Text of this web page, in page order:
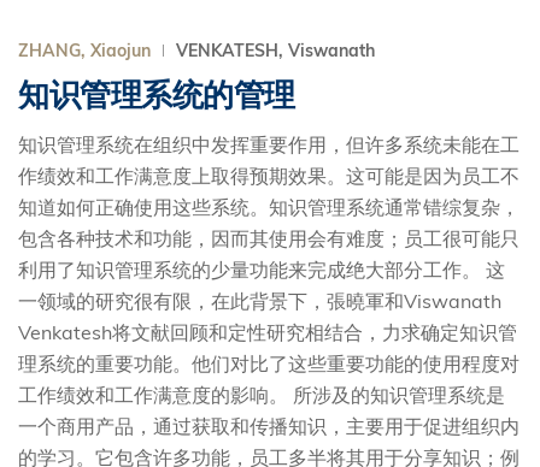
ZHANG, Xiaojun VENKATESH, Viswanath
知识管理系统的管理
知识管理系统在组织中发挥重要作用，但许多系统未能在工
作绩效和工作满意度上取得预期效果。这可能是因为员工不
知道如何正确使用这些系统。知识管理系统通常错综复杂，
包含各种技术和功能，因而其使用会有难度；员工很可能只
利用了知识管理系统的少量功能来完成绝大部分工作。 这
一领域的研究很有限，在此背景下，張曉軍和Viswanath
Venkatesh将文献回顾和定性研究相结合，力求确定知识管
理系统的重要功能。他们对比了这些重要功能的使用程度对
工作绩效和工作满意度的影响。 所涉及的知识管理系统是
一个商用产品，通过获取和传播知识，主要用于促进组织内
的学习。它包含许多功能，员工多半将其用于分享知识；例